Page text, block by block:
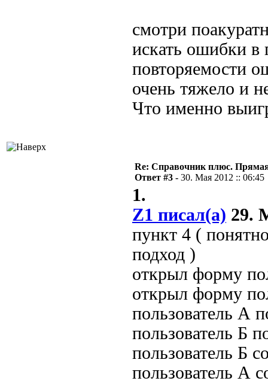
смотри
искать ошибки в
повторяемости
очень тяжело и
Что именно
Re: Справочник плюс.
Ответ #3 - 30. Мая 2012 :: 06:45
1.
Z1 писал(а) 29.
пункт 4 (
подход )
открыл форму
открыл форму
пользователь А
пользователь Б
пользователь Б
пользователь А